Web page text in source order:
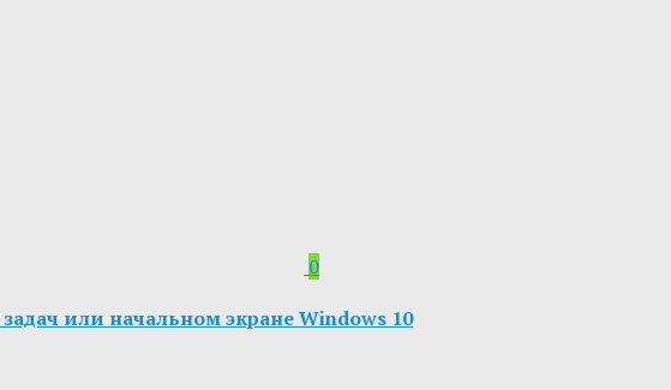
0
или начальном экране Windows 10